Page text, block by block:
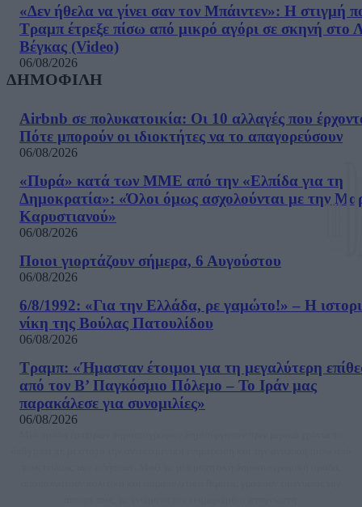
«Δεν ήθελα να γίνει σαν τον Μπάιντεν»: Η στιγμή
Τραμπ έτρεξε πίσω από μικρό αγόρι σε σκηνή στο
Βέγκας (Video)
06/08/2026
ΔΗΜΟΦΙΛΗ
Airbnb σε πολυκατοικία: Οι 10 αλλαγές που
Πότε μπορούν οι ιδιοκτήτες να το απαγορεύσουν
06/08/2026
«Πυρά» κατά των ΜΜΕ από την «Ελπίδα για τη
Δημοκρατία»: «Όλοι όμως ασχολούνται με την
Καρυστιανού»
06/08/2026
Ποιοι γιορτάζουν σήμερα, 6 Αυγούστου
06/08/2026
6/8/1992: «Για την Ελλάδα, ρε γαμώτο!» – Η
νίκη της Βούλας Πατουλίδου
06/08/2026
Τραμπ: «Ήμασταν έτοιμοι για τη μεγαλύτερη
από τον Β’ Παγκόσμιο Πόλεμο – Το Ιράν μας
παρακάλεσε για συνομιλίες»
06/08/2026